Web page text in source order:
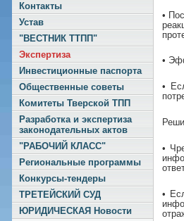
Контакты
Устав
"ВЕСТНИК ТТПП"
Экспертиза
Инвестиционные паспорта
Общественные советы
Комитеты Тверской ТПП
Разработка и экспертиза
законодательных актов
"РАБОЧИЙ КЛАСС"
Региональные программы
Конкурсы-тендеры
ТРЕТЕЙСКИЙ СУД
ЮРИДИЧЕСКАЯ Новости
•
•
•
•
•